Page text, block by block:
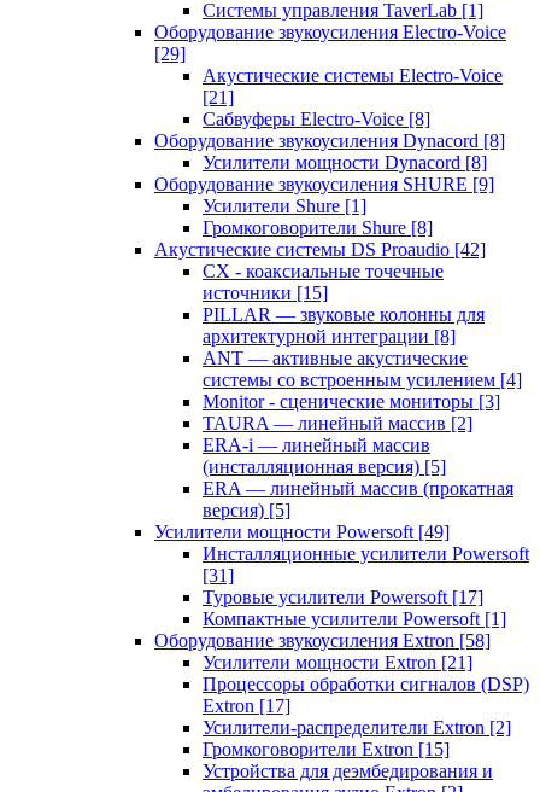
Системы управления TaverLab [1]
Оборудование звукоусиления Electro-Voice
[29]
Акустические системы Electro-Voice
[21]
Сабвуферы Electro-Voice [8]
Оборудование звукоусиления Dynacord [8]
Усилители мощности Dynacord [8]
Оборудование звукоусиления SHURE [9]
Усилители Shure [1]
Громкоговорители Shure [8]
Акустические системы DS Proaudio [42]
CX - коаксиальные точечные
источники [15]
PILLAR — звуковые колонны для
архитектурной интеграции [8]
ANT — активные акустические
системы со встроенным усилением [4]
Monitor - сценические мониторы [3]
TAURA — линейный массив [2]
ERA-i — линейный массив
(инсталляционная версия) [5]
ERA — линейный массив (прокатная
версия) [5]
Усилители мощности Powersoft [49]
Инсталляционные усилители Powersoft
[31]
Туровые усилители Powersoft [17]
Компактные усилители Powersoft [1]
Оборудование звукоусиления Extron [58]
Усилители мощности Extron [21]
Процессоры обработки сигналов (DSP)
Extron [17]
Усилители-распределители Extron [2]
Громкоговорители Extron [15]
Устройства для деэмбедирования и